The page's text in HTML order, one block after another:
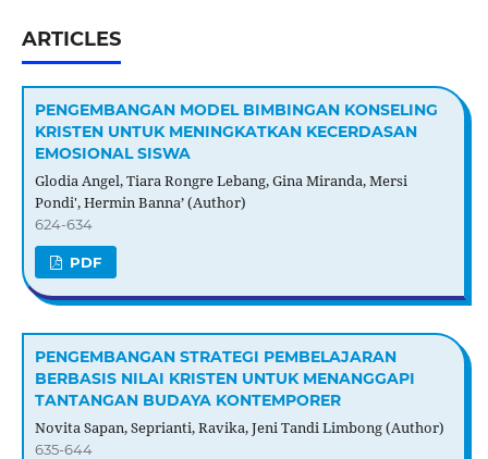
ARTICLES
PENGEMBANGAN MODEL BIMBINGAN KONSELING
KRISTEN UNTUK MENINGKATKAN KECERDASAN
EMOSIONAL SISWA
Glodia Angel, Tiara Rongre Lebang, Gina Miranda, Mersi
Pondi', Hermin Banna’ (Author)
624-634
PDF
PENGEMBANGAN STRATEGI PEMBELAJARAN
BERBASIS NILAI KRISTEN UNTUK MENANGGAPI
TANTANGAN BUDAYA KONTEMPORER
Novita Sapan, Seprianti, Ravika, Jeni Tandi Limbong (Author)
635-644